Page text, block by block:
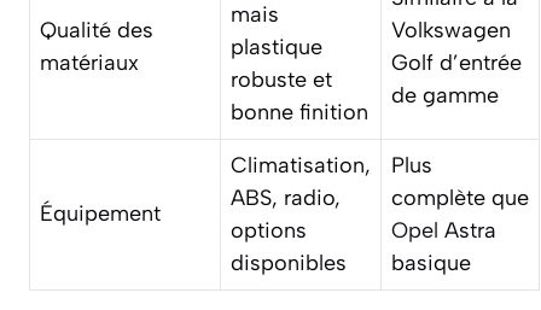
Qualité des
matériaux
mais
plastique
robuste et
bonne finition
Volkswagen
Golf d’entrée
de gamme
Équipement
Climatisation,
ABS, radio,
options
disponibles
Plus
complète que
Opel Astra
basique